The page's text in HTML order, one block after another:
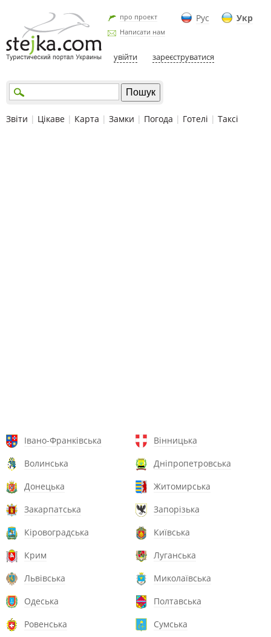
Рус Укр
про проект
Написати нам
увійти зареєструватися
Звіти | Цікаве | Карта | Замки | Погода | Готелі | Таксі
Івано-Франківська
Вінницька
Волинська
Дніпропетровська
Донецька
Житомирська
Закарпатська
Запорізька
Кіровоградська
Київська
Крим
Луганська
Львівська
Миколаївська
Одеська
Полтавська
Ровенська
Сумська